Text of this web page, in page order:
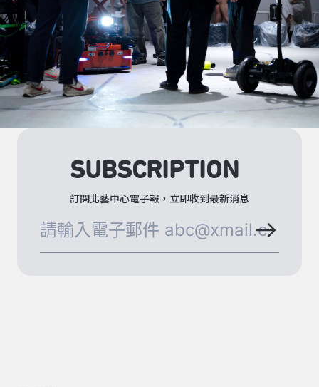
SUBSCRIPTION
訂閱北藝中心電子報，立即收到最新消息